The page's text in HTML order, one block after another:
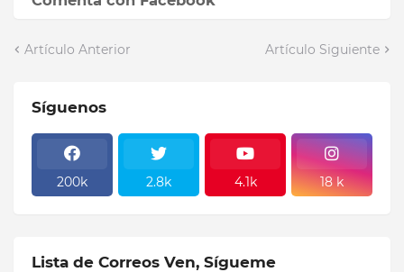
Artículo Anterior Artículo Siguiente
Síguenos
200k 2.8k 4.1k 18 k
Lista de Correos Ven, Sígueme